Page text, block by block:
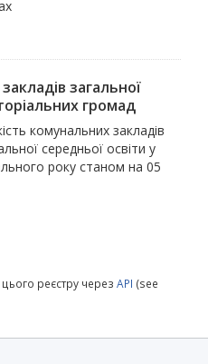
загальної
громад
комунальних закладів
середньої освіти у
року станом на 05
реєстру через API (see